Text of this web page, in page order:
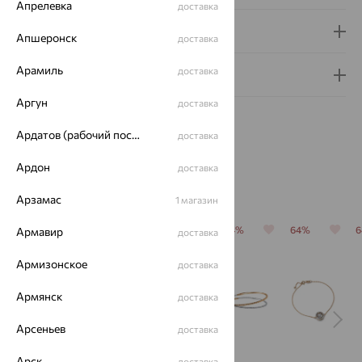
Доставка и оплата
Гарантия и возврат
64% 64% 64%
Апрелевка доставка
Апшеронск доставка
Арамиль доставка
Аргун доставка
Ардатов (рабочий поселок) доставка
Ардон доставка
Арзамас 1 магазин
Армавир доставка
Армизонское доставка
Армянск доставка
Арсеньев доставка